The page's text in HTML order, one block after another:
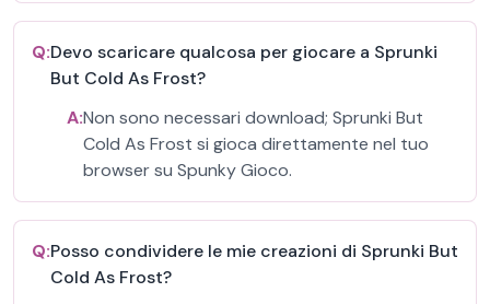
Q:Devo scaricare qualcosa per giocare a Sprunki
But Cold As Frost?
A:Non sono necessari download; Sprunki But
Cold As Frost si gioca direttamente nel tuo
browser su Spunky Gioco.
Q:Posso condividere le mie creazioni di Sprunki But
Cold As Frost?